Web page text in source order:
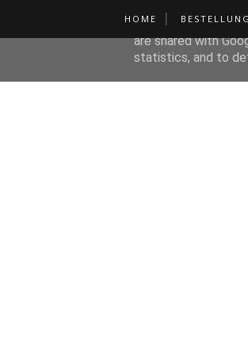
HOME BESTELLUNG
This site uses
are shared with
statistics, and to